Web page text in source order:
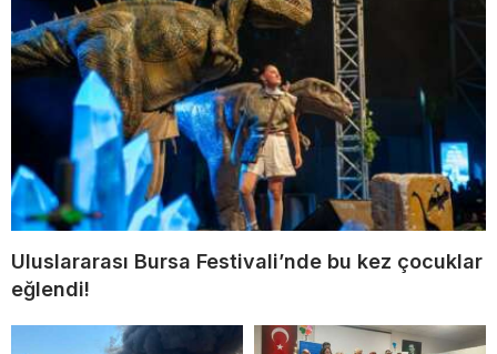
Uluslararası Bursa Festivali’nde bu kez çocuklar
eğlendi!